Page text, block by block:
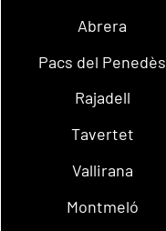
Abrera
Pacs del Penedès
Rajadell
Tavertet
Vallirana
Montmeló